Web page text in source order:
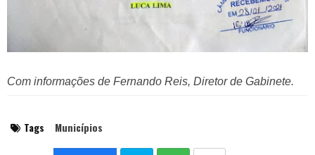
Com informações de Fernando Reis, Diretor de Gabinete.
Tags Municípios